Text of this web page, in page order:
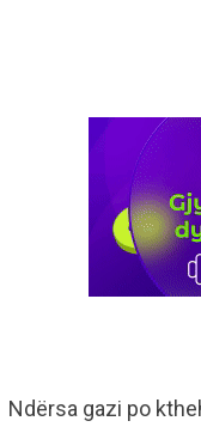
Ndërsa gazi po